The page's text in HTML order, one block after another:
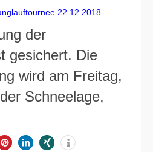
22.12.2018
der
gesichert. Die
wird am Freitag,
Schneelage,